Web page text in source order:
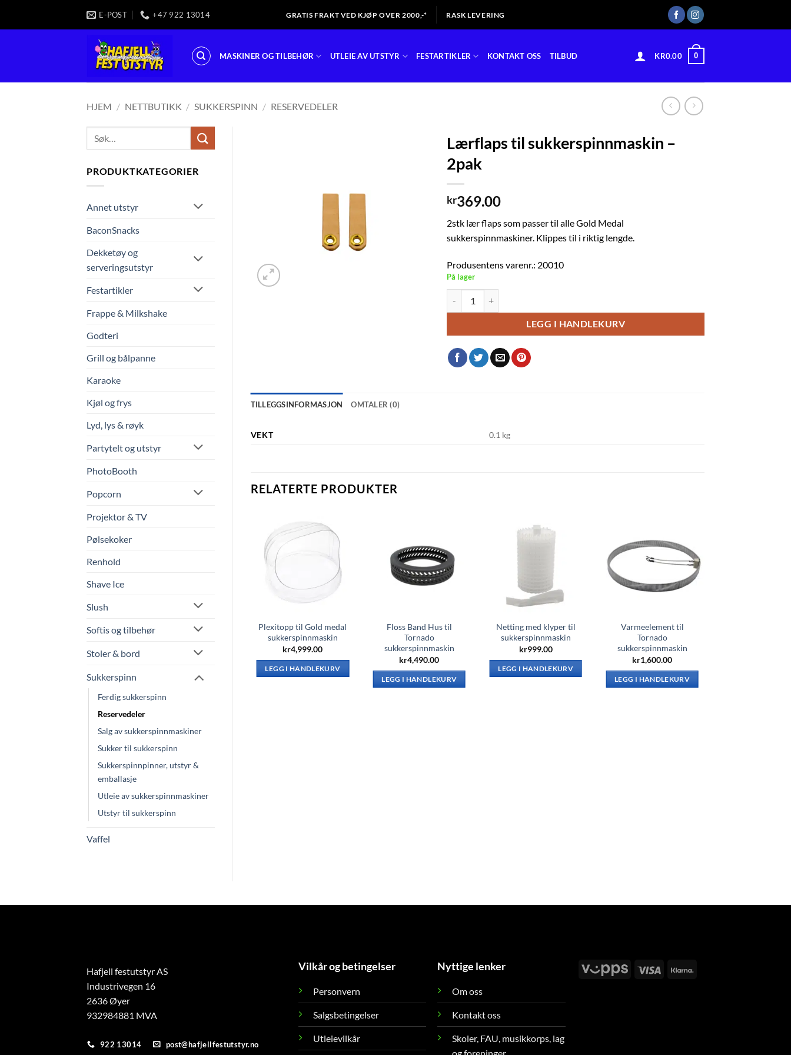
E-POST +47 922 13014 GRATIS FRAKT VED KJØP OVER 2000,-* RASK LEVERING
MASKINER OG TILBEHØR UTLEIE AV UTSTYR FESTARTIKLER KONTAKT OSS TILBUD KR0.00 0
HJEM / NETTBUTIKK / SUKKERSPINN / RESERVEDELER
PRODUKTKATEGORIER
Annet utstyr
BaconSnacks
Dekketøy og
serveringsutstyr
Festartikler
Frappe & Milkshake
Godteri
Grill og bålpanne
Karaoke
Kjøl og frys
Lyd, lys & røyk
Partytelt og utstyr
PhotoBooth
Popcorn
Projektor & TV
Pølsekoker
Renhold
Shave Ice
Slush
Softis og tilbehør
Stoler & bord
Sukkerspinn
Ferdig sukkerspinn
Reservedeler
Salg av sukkerspinnmaskiner
Sukker til sukkerspinn
Sukkerspinnpinner, utstyr &
emballasje
Utleie av sukkerspinnmaskiner
Utstyr til sukkerspinn
Vaffel
Lærflaps til sukkerspinnmaskin –
2pak
kr369.00
2stk lær flaps som passer til alle Gold Medal
sukkerspinnmaskiner. Klippes til i riktig lengde.
Produsentens varenr.: 20010
På lager
LEGG I HANDLEKURV
TILLEGGSINFORMASJON OMTALER (0)
VEKT 0.1 kg
RELATERTE PRODUKTER
Plexitopp til Gold medal
sukkerspinnmaskin
kr4,999.00
LEGG I HANDLEKURV
Floss Band Hus til
Tornado
sukkerspinnmaskin
kr4,490.00
LEGG I HANDLEKURV
Netting med klyper til
sukkerspinnmaskin
kr999.00
LEGG I HANDLEKURV
Varmeelement til
Tornado
sukkerspinnmaskin
kr1,600.00
LEGG I HANDLEKURV
Reim til
MB360
LEGG I HANDLEKURV
Hafjell festutstyr AS
Industrivegen 16
2636 Øyer
932984881 MVA
922 13014 post@hafjellfestutstyr.no
Vilkår og betingelser
Personvern
Salgsbetingelser
Utleievilkår
Nyttige lenker
Om oss
Kontakt oss
Skoler, FAU, musikkorps, lag
Vipps Visa